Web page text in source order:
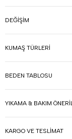
DEĞIŞIM
KUMAŞ TÜRLERI
BEDEN TABLOSU
YIKAMA & BAKIM
KARGO VE TESLIMAT